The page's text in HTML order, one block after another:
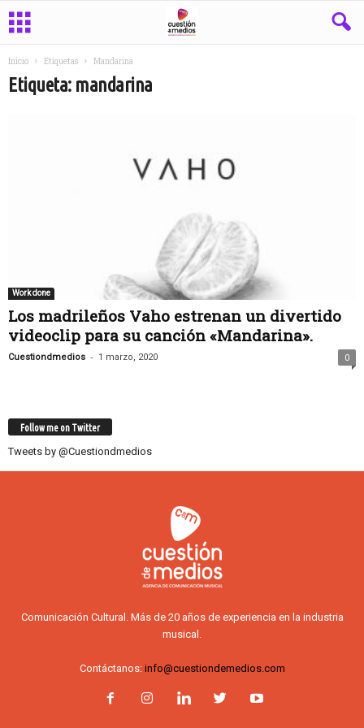
Inicio Etiquetas Mandarina
Etiqueta: mandarina
Work done
Los madrileños Vaho estrenan un divertido
videoclip para su canción «Mandarina».
Cuestiondmedios - 1 marzo, 2020 0
Follow me on Twitter
Tweets by @Cuestiondmedios
Comunicación Cultural. Más de 20 años de experiencia en la industria
musical.
Contáctanos: info@cuestiondemedios.com